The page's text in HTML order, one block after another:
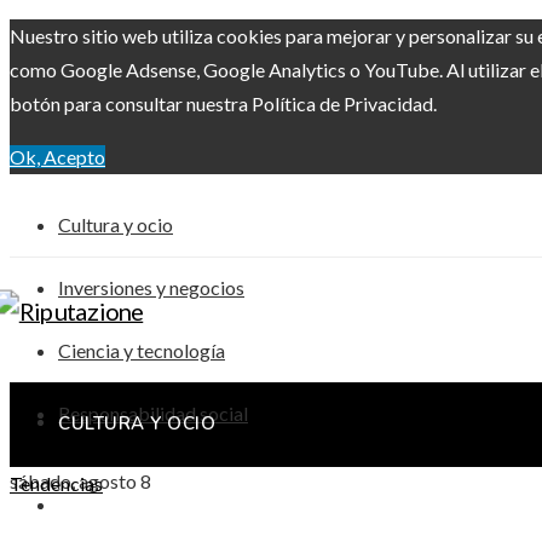
Nuestro sitio web utiliza cookies para mejorar y personalizar
como Google Adsense, Google Analytics o YouTube. Al utilizar
botón para consultar nuestra Política de Privacidad.
Ok, Acepto
Cultura y ocio
Inversiones y negocios
Ciencia y tecnología
Responsabilidad social
sábado, agosto 8
CULTURA Y OCIO
Tendencias